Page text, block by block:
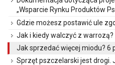
„Wsparcie Rynku Produktów
Gdzie możesz postawić ule
Jak i kiedy walczyć z warrozą?
Jak sprzedać więcej miodu? 6
Sprzęt pszczelarski jest drogi.